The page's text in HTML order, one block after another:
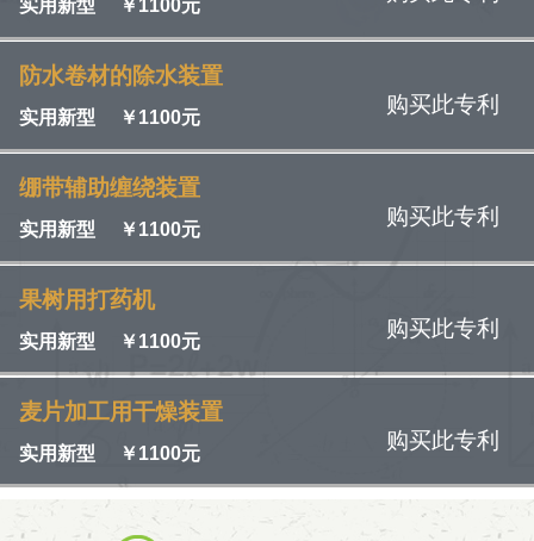
实用新型 ￥1100元
防水卷材的除水装置
实用新型 ￥1100元
购买此专利
绷带辅助缠绕装置
实用新型 ￥1100元
购买此专利
果树用打药机
实用新型 ￥1100元
购买此专利
麦片加工用干燥装置
实用新型 ￥1100元
购买此专利